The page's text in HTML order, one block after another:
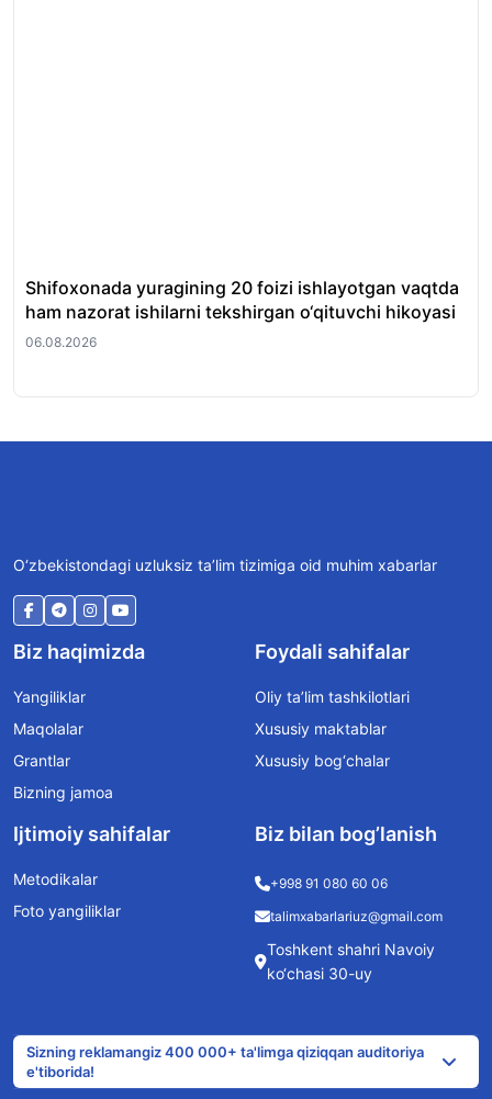
Shifoxonada yuragining 20 foizi ishlayotgan vaqtda
ham nazorat ishilarni tekshirgan o‘qituvchi hikoyasi
06.08.2026
O‘zbekistondagi uzluksiz ta’lim tizimiga oid muhim xabarlar
Biz haqimizda
Yangiliklar
Maqolalar
Grantlar
Bizning jamoa
Foydali sahifalar
Oliy ta’lim tashkilotlari
Xususiy maktablar
Xususiy bog‘chalar
Ijtimoiy sahifalar
Metodikalar
Foto yangiliklar
Biz bilan bog’lanish
+998 91 080 60 06
talimxabarlariuz@gmail.com
Toshkent shahri Navoiy
ko‘chasi 30-uy
Sizning reklamangiz 400 000+ ta'limga qiziqqan auditoriya
e'tiborida!